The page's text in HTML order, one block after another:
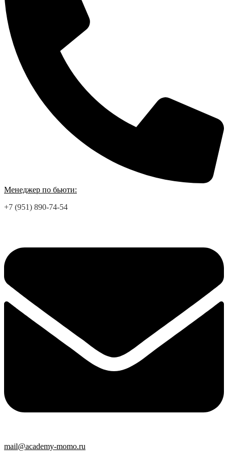
Менеджер по бьюти:
+7 (951) 890-74-54
mail@academy-momo.ru